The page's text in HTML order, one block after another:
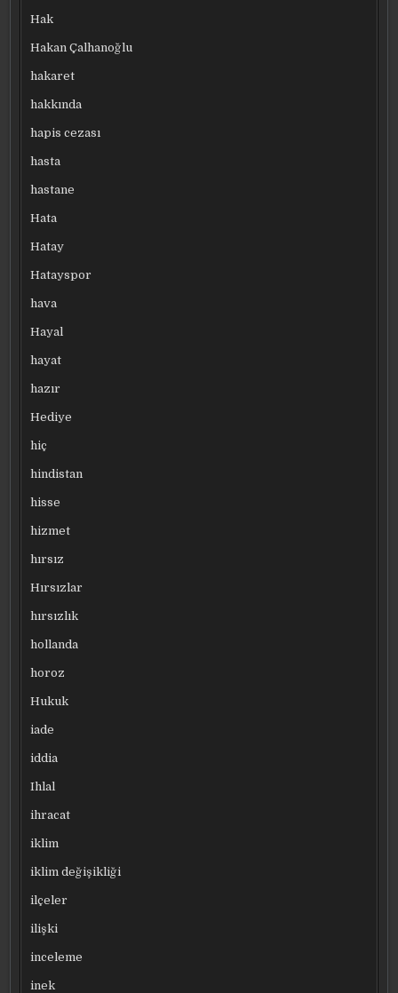
Hak
Hakan Çalhanoğlu
hakaret
hakkında
hapis cezası
hasta
hastane
Hata
Hatay
Hatayspor
hava
Hayal
hayat
hazır
Hediye
hiç
hindistan
hisse
hizmet
hırsız
Hırsızlar
hırsızlık
hollanda
horoz
Hukuk
iade
iddia
Ihlal
ihracat
iklim
iklim değişikliği
ilçeler
ilişki
inceleme
inek